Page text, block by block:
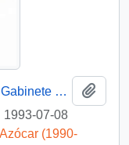
[Carta de aviso reunión Consejo de Gabinete y Acta de Gabinete 08-07-93]
1993-07-08
(1990-